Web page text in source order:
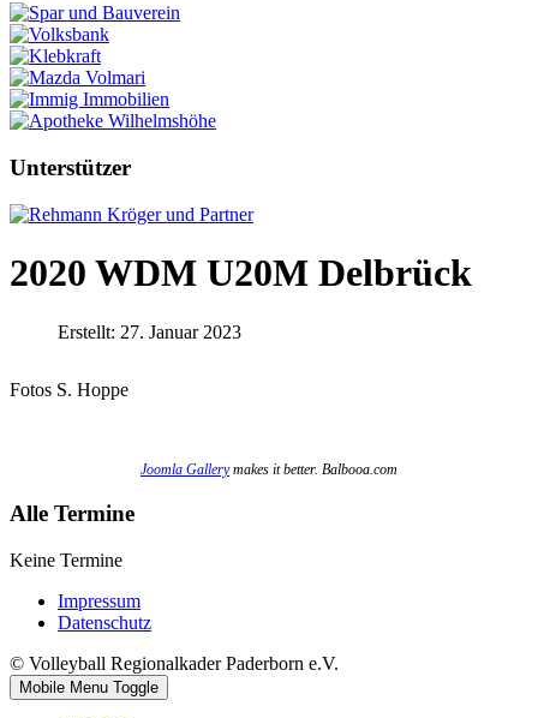
Unterstützer
2020 WDM U20M Delbrück
Erstellt: 27. Januar 2023
Fotos S. Hoppe
Joomla Gallerymakes it better. Balbooa.com
Alle Termine
Keine Termine
Impressum
Datenschutz
© Volleyball Regionalkader Paderborn e.V.
Mobile Menu Toggle